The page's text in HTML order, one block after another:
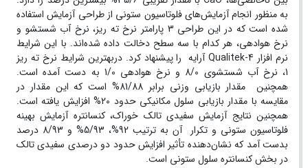
به منظور انجام آزمایش‌های فلوتاسیون ستونی از طراحی آزمایش استفاده
شده است که در این طراحی 3 پارامتر نرخ ته ریز، نرخ آب شستشو و
نرخ هوادهی، هر کدام با سه سطح دخالت داده شده‌اند. با این شرایط
نرم افزار Qualitek-4 آرایه را پیشنهاد کرد. دربهترین شرایط نرخ ته ریز
1، نرخ آب شستشوی 8/0 و نرخ هوادهی 1/0 به دست آمده است.
همچنین مقدار بازیابی وزنی برابر 81/88% است که این مقدار در
مقایسه با مقدار بازیابی سلول مکانیکی حدود 20% افزایش یافته است.
همچنین نتایج آزمایش سفیدی تالک خوراک، کنسانتره آزمایش بهینه
فلوتاسیون ستونی و تکرار آن به ترتیب 92%، 5/93% و 8/93 درصد
بدست آمد که نشان‌دهنده تأثیر افزایش حدود دو درصدی سفیدی تالک
در بخش کنسانتره سلول ستونی است.